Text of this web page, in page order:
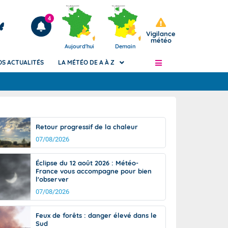
Articles
4
Aujourd'hui Demain
Vigilance
météo
de
Phénomènes dangereux de J+2 à J+7
Avertissement pluies intenses à l'échelle
des communes (Apic)
Bulletins Marine
Bulletins d'estimation du risque
d'avalanche
Météo des forêts
Vigicrues
ACTUALITÉS LA MÉTÉO DE A À Z
Retour progressif de la chaleur
07/08/2026
Éclipse du 12 août 2026 : Météo-
France vous accompagne pour bien
l'observer
07/08/2026
Feux de forêts : danger élevé dans le
Sud